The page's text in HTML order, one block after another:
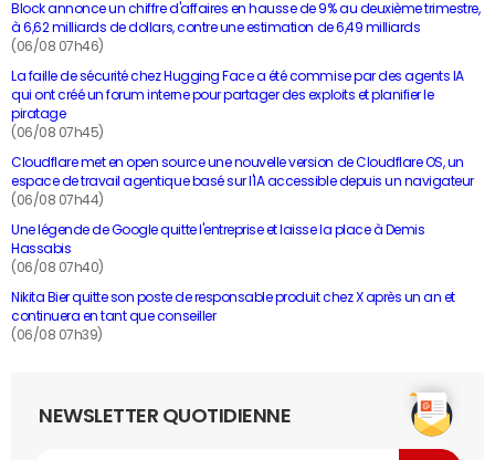
Block annonce un chiffre d'affaires en hausse de 9% au deuxième trimestre,
à 6,62 milliards de dollars, contre une estimation de 6,49 milliards
(06/08 07h46)
La faille de sécurité chez Hugging Face a été commise par des agents IA
qui ont créé un forum interne pour partager des exploits et planifier le
piratage
(06/08 07h45)
Cloudflare met en open source une nouvelle version de Cloudflare OS, un
espace de travail agentique basé sur l'IA accessible depuis un navigateur
(06/08 07h44)
Une légende de Google quitte l'entreprise et laisse la place à Demis
Hassabis
(06/08 07h40)
Nikita Bier quitte son poste de responsable produit chez X après un an et
continuera en tant que conseiller
(06/08 07h39)
NEWSLETTER QUOTIDIENNE